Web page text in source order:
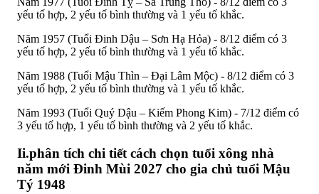
yếu tố hợp, 2 yếu tố bình thường và 1 yếu tố khắc.
Năm 1957 (Tuổi Đinh Dậu – Sơn Hạ Hỏa) - 8/12 điểm có 3
yếu tố hợp, 2 yếu tố bình thường và 1 yếu tố khắc.
Năm 1988 (Tuổi Mậu Thìn – Đại Lâm Mộc) - 8/12 điểm có 3
yếu tố hợp, 2 yếu tố bình thường và 1 yếu tố khắc.
Năm 1993 (Tuổi Quý Dậu – Kiếm Phong Kim) - 7/12 điểm có
3 yếu tố hợp, 1 yếu tố bình thường và 2 yếu tố khắc.
Ii.phân tích chi tiết cách chọn tuổi xông nhà
năm mới Đinh Mùi 2027 cho gia chủ tuổi Mậu
Tý 1948